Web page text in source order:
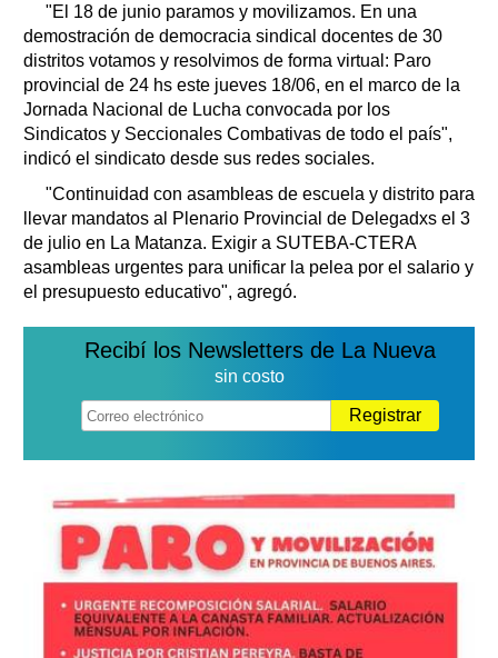
"El 18 de junio paramos y movilizamos. En una
demostración de democracia sindical docentes de 30
distritos votamos y resolvimos de forma virtual: Paro
provincial de 24 hs este jueves 18/06, en el marco de la
Jornada Nacional de Lucha convocada por los
Sindicatos y Seccionales Combativas de todo el país",
indicó el sindicato desde sus redes sociales.
"Continuidad con asambleas de escuela y distrito para
llevar mandatos al Plenario Provincial de Delegadxs el 3
de julio en La Matanza. Exigir a SUTEBA-CTERA
asambleas urgentes para unificar la pelea por el salario y
el presupuesto educativo", agregó.
Recibí los Newsletters de La Nueva
sin costo
Registrar